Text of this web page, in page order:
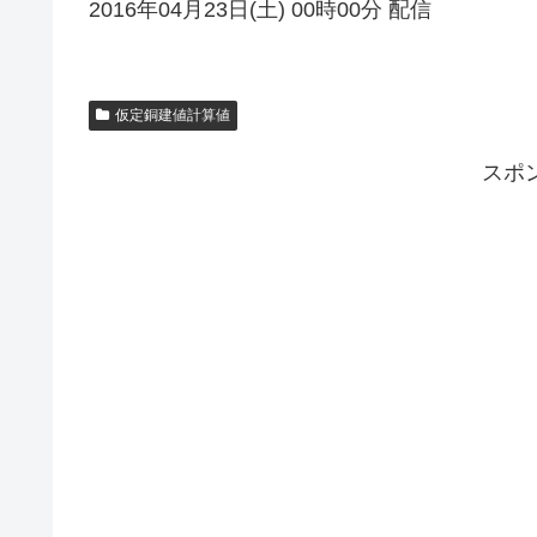
2016年04月23日(土) 00時00分 配信
仮定銅建値計算値
スポ